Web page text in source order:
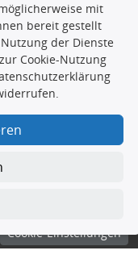
Dritte ausführen
Hemsbünde |
Cookie-Einstellungen
mit
bereit gestellt
der Dienste
Cookie-Nutzung